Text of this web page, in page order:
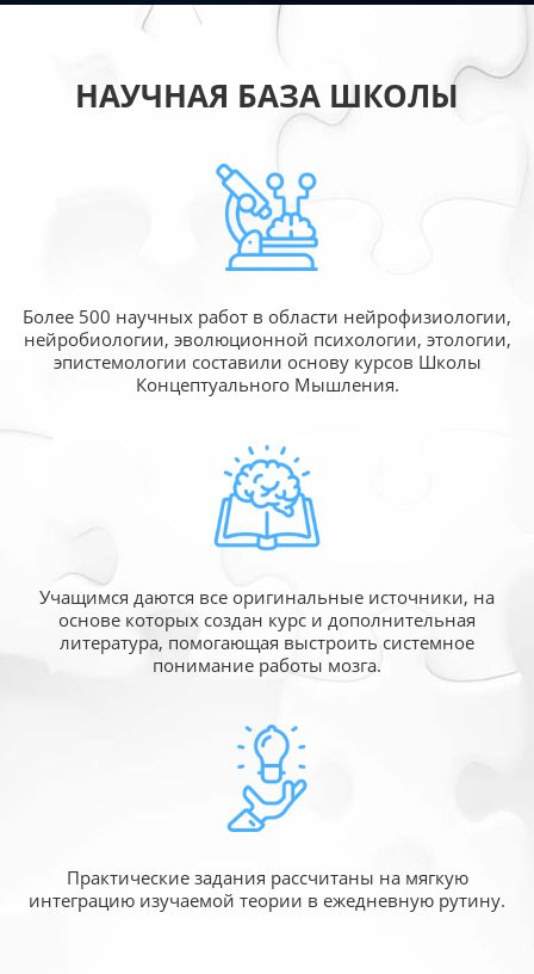
НАУЧНАЯ БАЗА ШКОЛЫ
Более 500 научных работ в области нейрофизиологии,
нейробиологии, эволюционной психологии, этологии,
эпистемологии составили основу курсов Школы
Концептуального Мышления.
Учащимся даются все оригинальные источники, на
основе которых создан курс и дополнительная
литература, помогающая выстроить системное
понимание работы мозга.
Практические задания рассчитаны на мягкую
интеграцию изучаемой теории в ежедневную рутину.